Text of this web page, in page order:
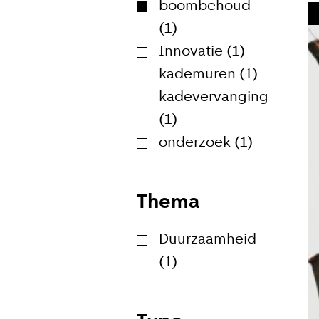
Meld
Blijf
Amsterdam.
Hoe vaak
Bij elk
boombehoud
(1)
Innovatie (1)
kademuren (1)
kadevervanging
(1)
onderzoek (1)
Thema
Duurzaamheid
(1)